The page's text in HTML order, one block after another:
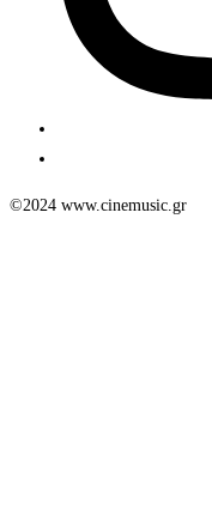
©2024 www.cinemusic.gr